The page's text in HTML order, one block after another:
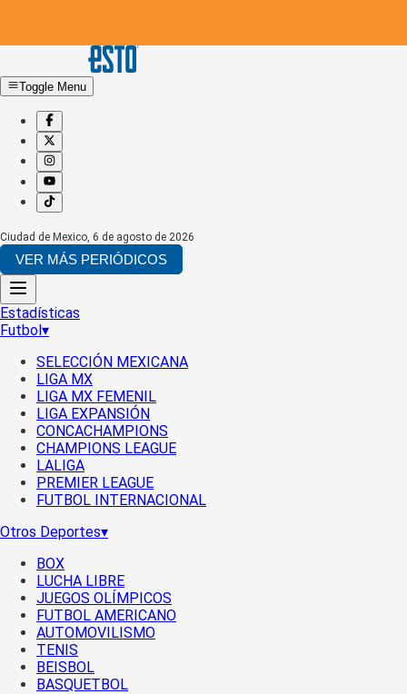
Toggle Menu
Ciudad de Mexico, 6 de agosto de 2026
VER MÁS PERIÓDICOS
Estadísticas
Futbol▾
SELECCIÓN MEXICANA
LIGA MX
LIGA MX FEMENIL
LIGA EXPANSIÓN
CONCACHAMPIONS
CHAMPIONS LEAGUE
LALIGA
PREMIER LEAGUE
FUTBOL INTERNACIONAL
Otros Deportes▾
BOX
LUCHA LIBRE
JUEGOS OLÍMPICOS
FUTBOL AMERICANO
AUTOMOVILISMO
TENIS
BEISBOL
BASQUETBOL